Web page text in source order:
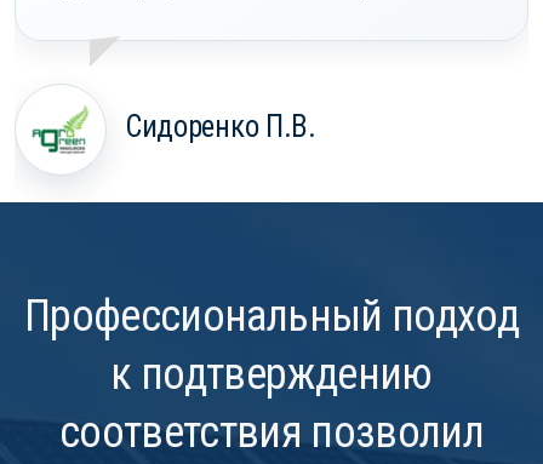
Сидоренко П.В.
Профессиональный подход
к подтверждению
соответствия позволил